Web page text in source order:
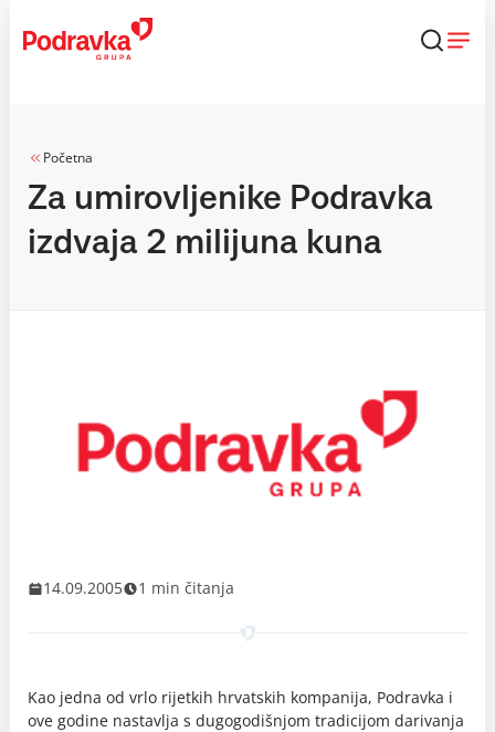
content
Početna
Za umirovljenike Podravka
izdvaja 2 milijuna kuna
14.09.2005 1 min čitanja
Kao jedna od vrlo rijetkih hrvatskih kompanija, Podravka i
ove godine nastavlja s dugogodišnjom tradicijom darivanja